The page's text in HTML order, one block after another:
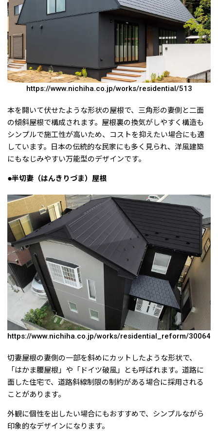
https://www.nichiha.co.jp/works/residential/513
本を開いて伏せたような形状の屋根で、三角形の妻側と二面
の傾斜屋根で構成されます。屋根裏の換気がしやすく構造も
シンプルで施工性が高いため、コストを抑えたい場合にも適
しています。日本の伝統的な民家にも多く見られ、洋風建築
にもなじみやすい万能型のデザインです。
●半切妻（はんきりづま）屋根
https://www.nichiha.co.jp/works/residential_reform/30064
切妻屋根の妻側の一部を斜めにカットしたような形状で、
「はかま腰屋根」や「ドイツ破風」とも呼ばれます。道路に
面した住宅で、道路斜線制限の制約がある場合に採用される
ことがあります。
外観に個性を出したい場合にもおすすめで、シンプルながら
印象的なデザインになります。